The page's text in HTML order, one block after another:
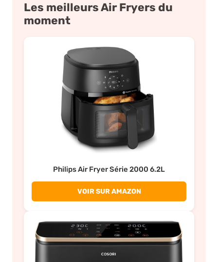
Les meilleurs Air Fryers du
moment
Philips Air Fryer Série 2000 6.2L
VOIR SUR AMAZON